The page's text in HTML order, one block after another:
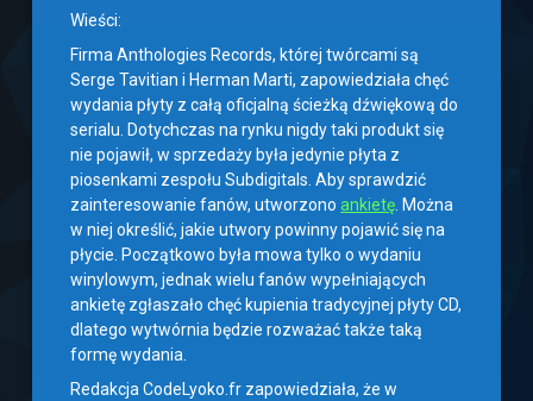
Wieści:
Firma Anthologies Records, której twórcami są
Serge Tavitian i Herman Marti, zapowiedziała chęć
wydania płyty z całą oficjalną ścieżką dźwiękową do
serialu. Dotychczas na rynku nigdy taki produkt się
nie pojawił, w sprzedaży była jedynie płyta z
piosenkami zespołu Subdigitals. Aby sprawdzić
zainteresowanie fanów, utworzono ankietę. Można
w niej określić, jakie utwory powinny pojawić się na
płycie. Początkowo była mowa tylko o wydaniu
winylowym, jednak wielu fanów wypełniających
ankietę zgłaszało chęć kupienia tradycyjnej płyty CD,
dlatego wytwórnia będzie rozważać także taką
formę wydania.
Redakcja CodeLyoko.fr zapowiedziała, że w